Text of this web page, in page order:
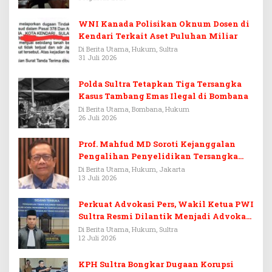
WNI Kanada Polisikan Oknum Dosen di
Kendari Terkait Aset Puluhan Miliar
Di Berita Utama, Hukum, Sultra
31 Juli 2026
Polda Sultra Tetapkan Tiga Tersangka
Kasus Tambang Emas Ilegal di Bombana
Di Berita Utama, Bombana, Hukum
26 Juli 2026
Prof. Mahfud MD Soroti Kejanggalan
Pengalihan Penyelidikan Tersangka
Febrie Adriansyah
Di Berita Utama, Hukum, Jakarta
13 Juli 2026
Perkuat Advokasi Pers, Wakil Ketua PWI
Sultra Resmi Dilantik Menjadi Advokat
PERADI
Di Berita Utama, Hukum, Sultra
12 Juli 2026
KPH Sultra Bongkar Dugaan Korupsi